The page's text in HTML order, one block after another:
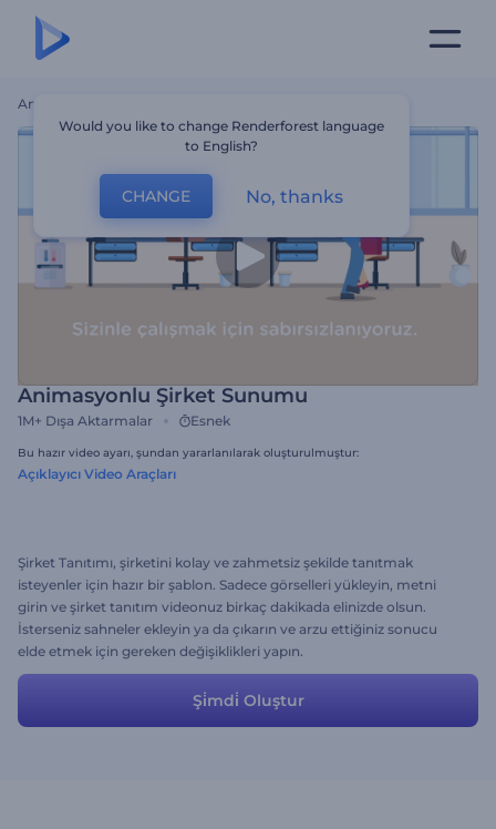
Ana Sayfa
Animasyonlu Şirket Sunumu
1M+ Dışa Aktarmalar Esnek
Bu hazır video ayarı, şundan yararlanılarak oluşturulmuştur:
Açıklayıcı Video Araçları
Şirket Tanıtımı, şirketini kolay ve zahmetsiz şekilde tanıtmak
isteyenler için hazır bir şablon. Sadece görselleri yükleyin, metni
girin ve şirket tanıtım videonuz birkaç dakikada elinizde olsun.
İsterseniz sahneler ekleyin ya da çıkarın ve arzu ettiğiniz sonucu
elde etmek için gereken değişiklikleri yapın.
Şi̇mdi̇ Oluştur
Would you like to change Renderforest language
to English?
CHANGE No, thanks